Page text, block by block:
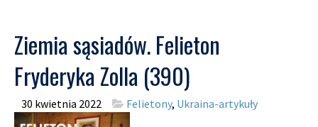
Ziemia sąsiadów. Felieton
Fryderyka Zolla (390)
30 kwietnia 2022 Felietony, Ukraina-artykuły